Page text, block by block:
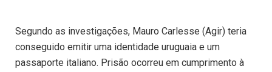
Segundo as investigações, Mauro Carlesse (Agir) teria
conseguido emitir uma identidade uruguaia e um
passaporte italiano. Prisão ocorreu em cumprimento à